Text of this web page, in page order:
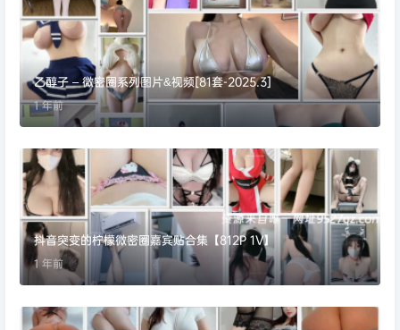
乙醇子 – 微密圈系列图片&视频[81套-2025.3]
1 年前
抖音突变的柠檬微密圈嘉宾贴合集【812P 1V】
1 年前